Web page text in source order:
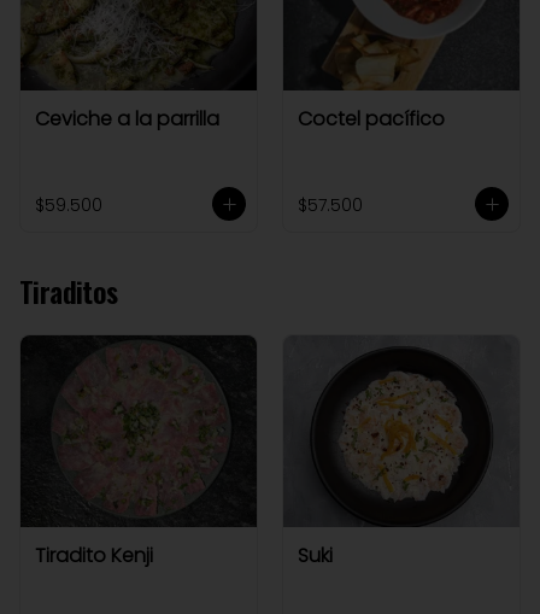
Ceviche a la parrilla
$59.500
Coctel pacífico
$57.500
Tiraditos
Tiradito Kenji Suki